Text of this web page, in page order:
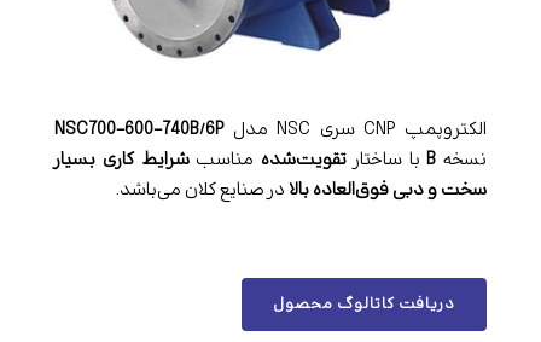
الکتروپمپ CNP سری NSC مدل
NSC700-600-740B/6P
نسخه Bبا ساختارتقویت‌شده مناسبشرایط کاری بسیار
سخت و دبی فوق‌العاده بالادر صنایع کلان می‌باشد.
دریافت کاتالوگ محصول